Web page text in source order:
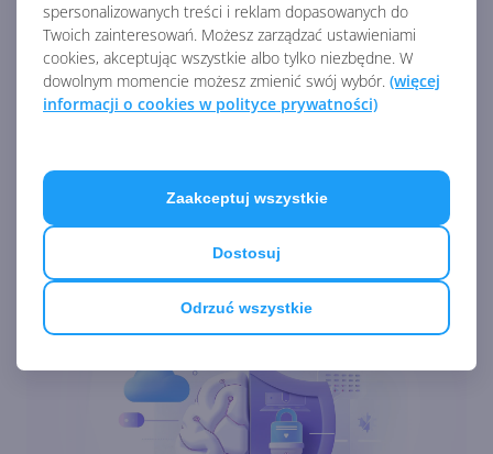
spersonalizowanych treści i reklam dopasowanych do
Twoich zainteresowań. Możesz zarządzać ustawieniami
cookies, akceptując wszystkie albo tylko niezbędne. W
dowolnym momencie możesz zmienić swój wybór. (więcej
informacji o cookies w polityce prywatności)
Odrzuć wszystkie
Dostosuj
Zaakceptuj wszystkie
Halo utraci dostęp do usług
online na Xbox 360
Nie potrzeba będzie Xbox Live
Gold, aby zapisywać save'y w
chmurze na Xbox 360
Xbox 360 z pierwszą od
systemu
Zobacz więcej